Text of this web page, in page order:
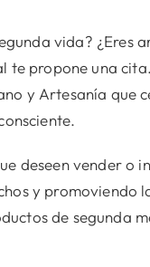
vida? ¿Eres
te propone una
y Artesanía que
deseen vender o
y promoviendo
de segunda